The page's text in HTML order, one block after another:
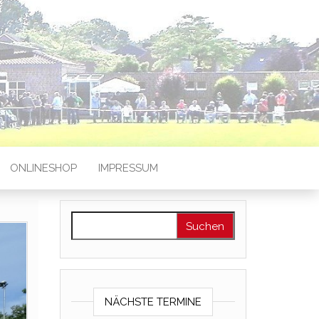
ONLINESHOP IMPRESSUM
NÄCHSTE TERMINE